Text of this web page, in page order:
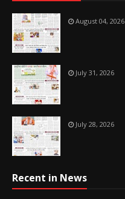
August 04, 2026
July 31, 2026
July 28, 2026
Recent in News